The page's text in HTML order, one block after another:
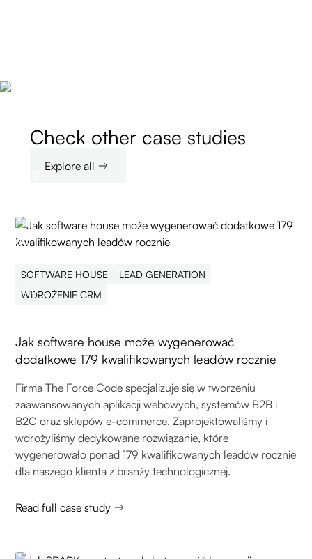
Check other case studies
Explore all
SOFTWARE HOUSE
LEAD GENERATION
WDROŻENIE CRM
Jak software house może wygenerować
dodatkowe 179 kwalifikowanych leadów rocznie
Firma The Force Code specjalizuje się w tworzeniu
zaawansowanych aplikacji webowych, systemów B2B i
B2C oraz sklepów e-commerce. Zaprojektowaliśmy i
wdrożyliśmy dedykowane rozwiązanie, które
wygenerowało ponad 179 kwalifikowanych leadów rocznie
dla naszego klienta z branży technologicznej.
Read full case study